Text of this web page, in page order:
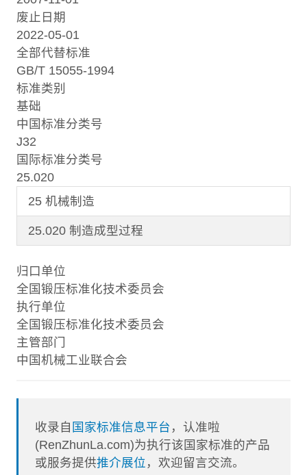
废止日期
2022-05-01
全部代替标准
GB/T 15055-1994
标准类别
基础
中国标准分类号
J32
国际标准分类号
25.020
25 机械制造
25.020 制造成型过程
归口单位
全国锻压标准化技术委员会
执行单位
全国锻压标准化技术委员会
主管部门
中国机械工业联合会
收录自 国家标准信息平台 ，认准啦
(RenZhunLa.com)为执行该国家标准的产品
或服务提供推介展位 ，欢迎留言交流。